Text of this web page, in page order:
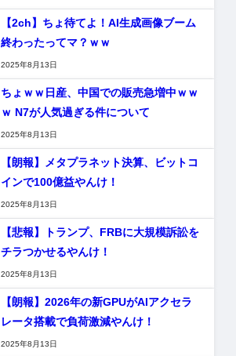
【2ch】ちょ待てよ！AI生成画像ブーム
終わったってマ？ｗｗ
2025年8月13日
ちょｗｗ日産、中国での販売急増中ｗｗ
ｗ N7が人気過ぎる件について
2025年8月13日
【朗報】メタプラネット決算、ビットコ
インで100億益やんけ！
2025年8月13日
【悲報】トランプ、FRBに大規模訴訟を
チラつかせるやんけ！
2025年8月13日
【朗報】2026年の新GPUがAIアクセラ
レータ搭載で負荷激減やんけ！
2025年8月13日